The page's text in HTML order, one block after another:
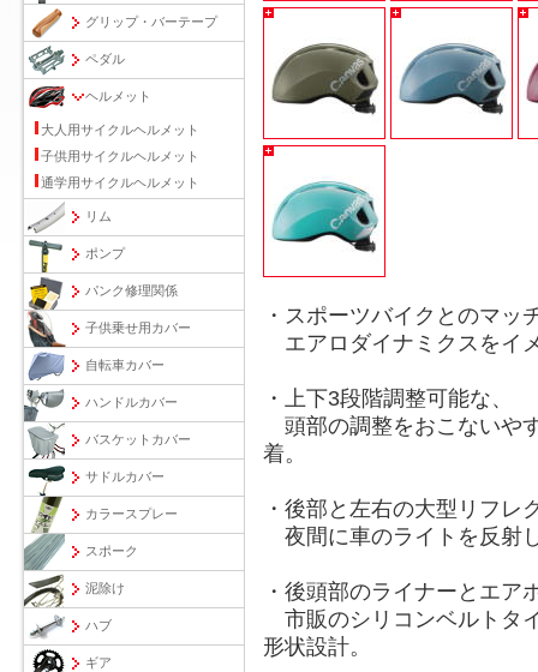
グリップ・バーテープ
ペダル
ヘルメット
大人用サイクルヘルメット
子供用サイクルヘルメット
通学用サイクルヘルメット
リム
ポンプ
パンク修理関係
子供乗せ用カバー
自転車カバー
ハンドルカバー
バスケットカバー
サドルカバー
カラースプレー
スポーク
泥除け
ハブ
ギア
・スポーツバイクとのマッ
エアロダイナミクスをイ
・上下3段階調整可能な、
頭部の調整をおこないや
着。
・後部と左右の大型リフレ
夜間に車のライトを反射
・後頭部のライナーとエア
市販のシリコンベルトタ
形状設計。